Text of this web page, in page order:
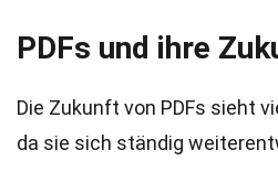
PDFs und ihre
Die Zukunft von PDFs sieht
da sie sich ständig